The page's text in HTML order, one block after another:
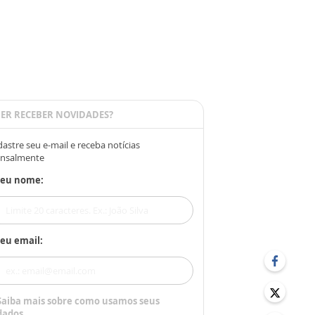
RECEBER NOVIDADES?
seu e-mail e receba notícias
nome:
email:
mais sobre como usamos seus